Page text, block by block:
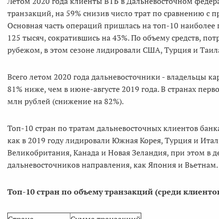
транзакций, на 59% снизив число трат по сравнению с
Основная часть операций пришлась на топ-10
125 тысяч, сократившись на 43%. По объему средств,
рубежом, в этом сезоне лидировали США, Турция и
Всего летом 2020 года дальневосточники - владельцы
81% ниже, чем в июне-августе 2019 года. В странах
млн рублей (снижение на 82%).
Топ-10 стран по тратам дальневосточных клиентов
как в 2019 году лидировали Южная Корея, Турция и
Великобритания, Канада и Новая Зеландия, при этом в
дальневосточников направления, как Япония и Вьетнам.
Топ-10 стран по объему транзакций (среди